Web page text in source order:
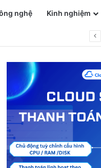
nghệ Kinh nghiệm